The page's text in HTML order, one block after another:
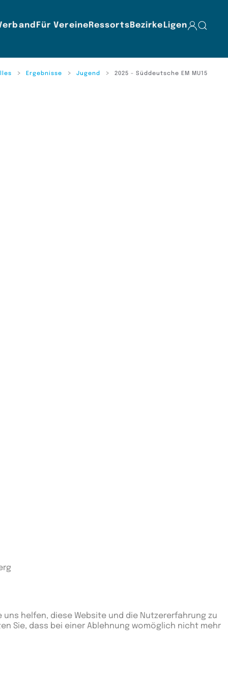
Für Vereine Ressorts Bezirke Ligen
Ergebnisse Jugend 2025 - Süddeutsche EM MU15
helfen, diese Website und die Nutzererfahrung zu
Sie, dass bei einer Ablehnung womöglich nicht mehr